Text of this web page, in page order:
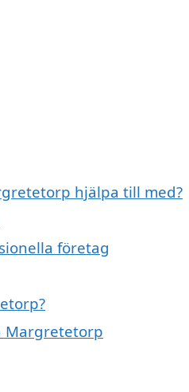
hjälpa till med?
företag
Margretetorp